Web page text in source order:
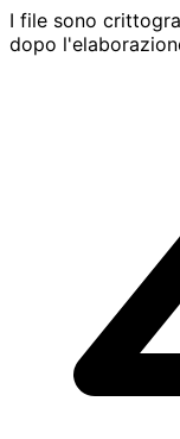
I file sono
dopo